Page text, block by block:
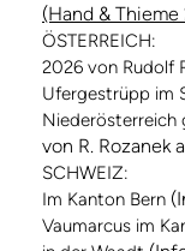
(Hand &
ÖSTERREICH:
2026 von Rudolf
Ufergestrüpp im
Niederösterreich
von R. Rozanek
SCHWEIZ:
Im Kanton Bern
Vaumarcus im